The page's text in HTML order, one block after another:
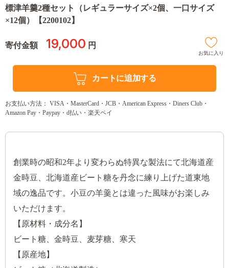
標津羊羹2種セット（レギュラーサイズ×2個、一口サイズ
×12個）【2200102】
寄付金額 19,000 円
お気に入り
カートに追加する
お支払い方法： VISA・MasterCard・JCB・American Express・Diners Club・
Amazon Pay・Paypay・d払い・楽天ペイ
創業時の昭和2年より変わらぬ特異な製法にて北海道産
金時豆、北海道産ビート糖を丹念に練り上げた道東地
域の逸品です。小豆の羊羹とは違った風味がお楽しみ
いただけます。
【原材料・成分名】
ビート糖、金時豆、麦芽糖、寒天
【原産地】